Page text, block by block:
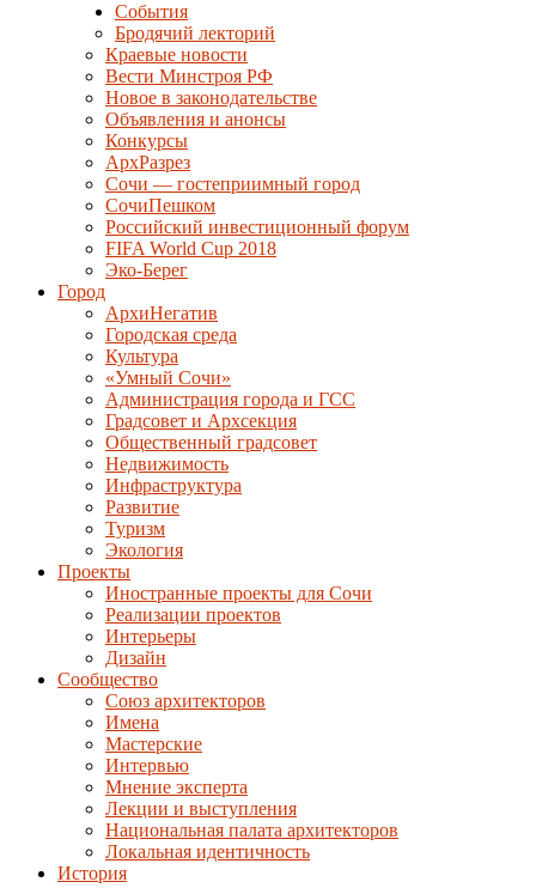
События
Бродячий лекторий
Краевые новости
Вести Минстроя РФ
Новое в законодательстве
Объявления и анонсы
Конкурсы
АрхРазрез
Сочи — гостеприимный город
СочиПешком
Российский инвестиционный форум
FIFA World Cup 2018
Эко-Берег
Город
АрхиНегатив
Городская среда
Культура
«Умный Сочи»
Администрация города и ГСС
Градсовет и Архсекция
Общественный градсовет
Недвижимость
Инфраструктура
Развитие
Туризм
Экология
Проекты
Иностранные проекты для Сочи
Реализации проектов
Интерьеры
Дизайн
Сообщество
Союз архитекторов
Имена
Мастерские
Интервью
Мнение эксперта
Лекции и выступления
Национальная палата архитекторов
Локальная идентичность
История